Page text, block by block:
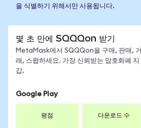
을 식별하기 위해서만 사용됩니다.
몇 초 만에 SQQQon 받기
MetaMask에서 SQQQon을 구매, 판매, 거
래, 스왑하세요. 가장 신뢰받는 암호화폐 지
갑.
Google Play
평점 다운로드 수